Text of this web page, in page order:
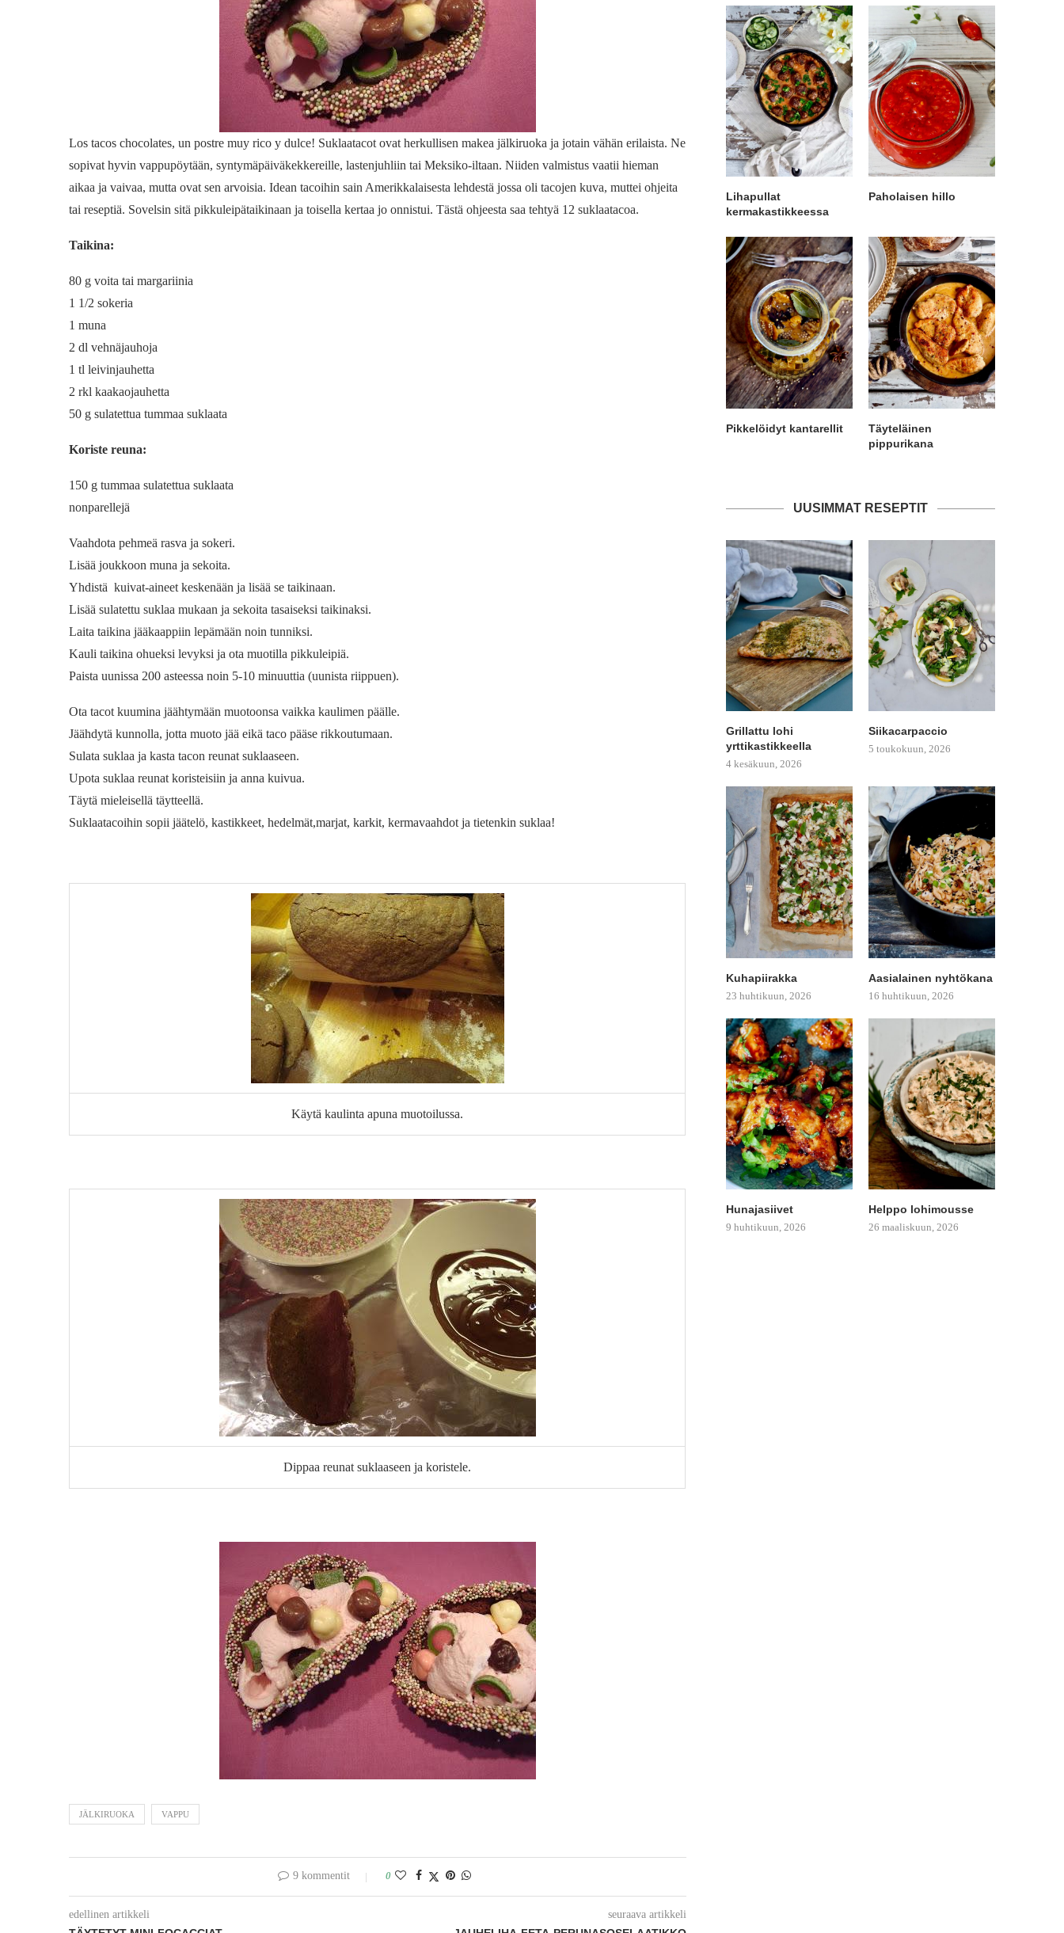
Los tacos chocolates, un postre muy rico y dulce! Suklaatacot ovat herkullisen makea jälkiruoka ja jotain vähän erilaista. Ne
sopivat hyvin vappupöytään, syntymäpäiväkekkereille, lastenjuhliin tai Meksiko-iltaan. Niiden valmistus vaatii hieman
aikaa ja vaivaa, mutta ovat sen arvoisia. Idean tacoihin sain Amerikkalaisesta lehdestä jossa oli tacojen kuva, muttei ohjeita
tai reseptiä. Sovelsin sitä pikkuleipätaikinaan ja toisella kertaa jo onnistui. Tästä ohjeesta saa tehtyä 12 suklaatacoa.
Taikina:
80 g voita tai margariinia
1 1/2 sokeria
1 muna
2 dl vehnäjauhoja
1 tl leivinjauhetta
2 rkl kaakaojauhetta
50 g sulatettua tummaa suklaata
Koriste reuna:
150 g tummaa sulatettua suklaata
nonparellejä
Vaahdota pehmeä rasva ja sokeri.
Lisää joukkoon muna ja sekoita.
Yhdistä kuivat-aineet keskenään ja lisää se taikinaan.
Lisää sulatettu suklaa mukaan ja sekoita tasaiseksi taikinaksi.
Laita taikina jääkaappiin lepämään noin tunniksi.
Kauli taikina ohueksi levyksi ja ota muotilla pikkuleipiä.
Paista uunissa 200 asteessa noin 5-10 minuuttia (uunista riippuen).
Ota tacot kuumina jäähtymään muotoonsa vaikka kaulimen päälle.
Jäähdytä kunnolla, jotta muoto jää eikä taco pääse rikkoutumaan.
Sulata suklaa ja kasta tacon reunat suklaaseen.
Upota suklaa reunat koristeisiin ja anna kuivua.
Täytä mieleisellä täytteellä.
Suklaatacoihin sopii jäätelö, kastikkeet, hedelmät,marjat, karkit, kermavaahdot ja tietenkin suklaa!
Käytä kaulinta apuna muotoilussa.
Dippaa reunat suklaaseen ja koristele.
JÄLKIRUOKA VAPPU
9 kommentit 0
edellinen artikkeli seuraava artikkeli
Lihapullat
kermakastikkeessa
Paholaisen hillo
Pikkelöidyt kantarellit
Täyteläinen
pippurikana
UUSIMMAT RESEPTIT
Grillattu lohi
yrttikastikkeella
4 kesäkuun, 2026
Siikacarpaccio
5 toukokuun, 2026
Kuhapiirakka
23 huhtikuun, 2026
Aasialainen nyhtökana
16 huhtikuun, 2026
Hunajasiivet
9 huhtikuun, 2026
Helppo lohimousse
26 maaliskuun, 2026